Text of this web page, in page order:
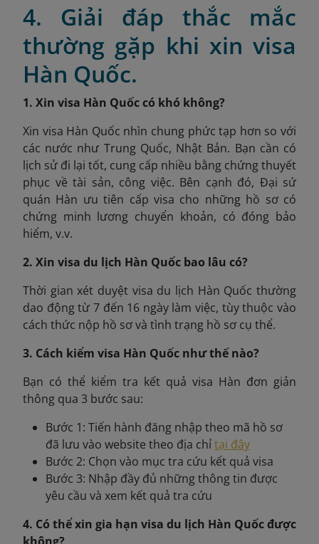
4. Giải đáp thắc mắc
thường gặp khi xin visa
Hàn Quốc.
1. Xin visa Hàn Quốc có khó không?
Xin visa Hàn Quốc nhìn chung phức tạp hơn so với
các nước như Trung Quốc, Nhật Bản. Bạn cần có
lịch sử đi lại tốt, cung cấp nhiều bằng chứng thuyết
phục về tài sản, công việc. Bên cạnh đó, Đại sứ
quán Hàn ưu tiên cấp visa cho những hồ sơ có
chứng minh lương chuyển khoản, có đóng bảo
hiểm, v.v.
2. Xin visa du lịch Hàn Quốc bao lâu có?
Thời gian xét duyệt visa du lịch Hàn Quốc thường
dao động từ 7 đến 16 ngày làm việc, tùy thuộc vào
cách thức nộp hồ sơ và tình trạng hồ sơ cụ thể.
3. Cách kiểm visa Hàn Quốc như thế nào?
Bạn có thể kiểm tra kết quả visa Hàn đơn giản
thông qua 3 bước sau:
Bước 1: Tiến hành đăng nhập theo mã hồ sơ
đã lưu vào website theo địa chỉtại đây
Bước 2: Chọn vào mục tra cứu kết quả visa
Bước 3: Nhập đầy đủ những thông tin được
yêu cầu và xem kết quả tra cứu
4. Có thể xin gia hạn visa du lịch Hàn Quốc được